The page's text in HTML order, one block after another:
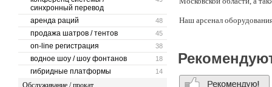
синхронный перевод
48
аренда раций
45
продажа шатров / тентов
38
on-line регистрация
18
водное шоу / шоу фонтанов
14
гибридные платформы
Обслуживание / прокат
Наш арсенал
· Сцена: Сценические
· Звук: